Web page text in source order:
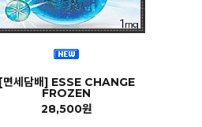
[면세담배] ESSE CHANGE
FROZEN
28,500원